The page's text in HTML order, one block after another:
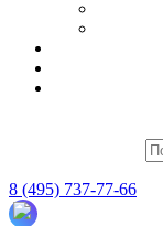
8 (495) 737-77-66